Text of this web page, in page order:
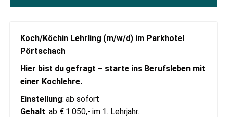
Koch/Köchin Lehrling (m/w/d) im Parkhotel
Pörtschach
Hier bist du gefragt – starte ins Berufsleben mit
einer Kochlehre.
Einstellung: ab sofort
Gehalt: ab € 1.050,- im 1. Lehrjahr.